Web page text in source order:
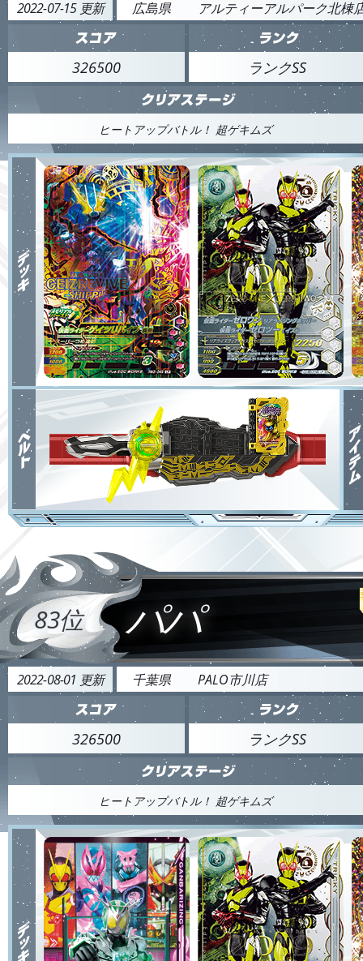
2022-07-15 更新 広島県 アルティーアルパーク北棟
326500 ランクSS
ヒートアップバトル！ 超ゲキムズ
83位 パパ
2022-08-01 更新 千葉県 PALO市川店
326500 ランクSS
ヒートアップバトル！ 超ゲキムズ